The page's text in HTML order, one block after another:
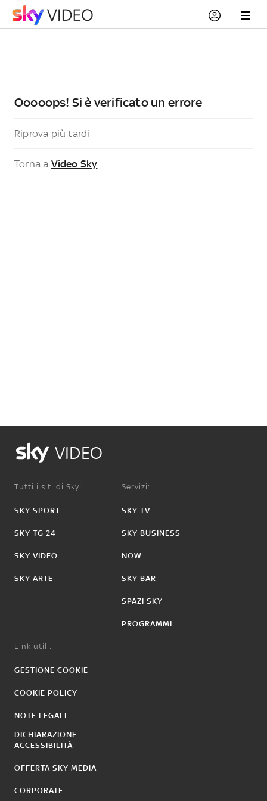
Ooooops! Si è verificato un errore
Riprova più tardi
Torna a Video Sky
VIDEO
Tutti i siti di Sky:
SKY SPORT
SKY TG 24
SKY VIDEO
SKY ARTE
Servizi:
SKY TV
SKY BUSINESS
NOW
SKY BAR
SPAZI SKY
PROGRAMMI
Link utili:
GESTIONE COOKIE
COOKIE POLICY
NOTE LEGALI
DICHIARAZIONE
ACCESSIBILITÀ
OFFERTA SKY MEDIA
CORPORATE